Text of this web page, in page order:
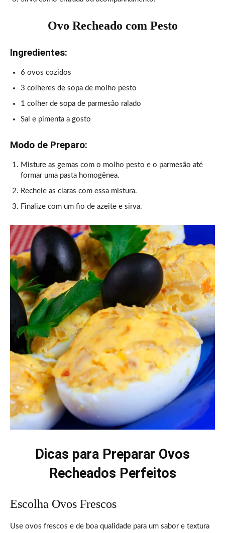
Ovo Recheado com Pesto
Ingredientes:
6 ovos cozidos
3 colheres de sopa de molho pesto
1 colher de sopa de parmesão ralado
Sal e pimenta a gosto
Modo de Preparo:
Misture as gemas com o molho pesto e o parmesão até
formar uma pasta homogênea.
Recheie as claras com essa mistura.
Finalize com um fio de azeite e sirva.
Dicas para Preparar Ovos
Recheados Perfeitos
Escolha Ovos Frescos
Use ovos frescos e de boa qualidade para um sabor e textura